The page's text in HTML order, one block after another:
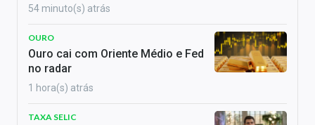
54 minuto(s) atrás
OURO
Ouro cai com Oriente Médio e Fed
no radar
1 hora(s) atrás
TAXA SELIC